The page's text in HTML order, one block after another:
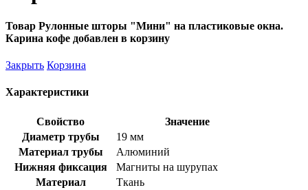
Товар Рулонные шторы "Мини" на пластиковые окна.
Карина кофе добавлен в корзину
Закрыть Корзина
Характеристики
Свойство
Значение
Диаметр трубы
19 мм
Материал трубы
Алюминий
Нижняя фиксация
Магниты на шурупах
Материал
Ткань